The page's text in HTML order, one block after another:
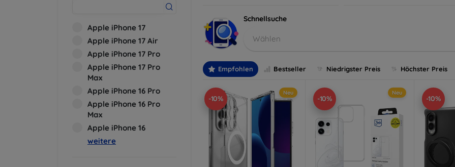
Apple iPhone 17
Apple iPhone 17 Air
Apple iPhone 17 Pro
Apple iPhone 17 Pro
Max
Apple iPhone 16 Pro
Apple iPhone 16 Pro
Max
Apple iPhone 16
weitere
Schnellsuche
Wählen
Empfohlen Bestseller Niedrigster Preis Höchster Preis
-10%
Neu
-10%
Neu
-10%